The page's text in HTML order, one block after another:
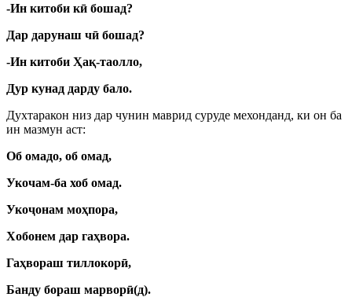
-Ин китоби кӣ бошад?
Дар дарунаш чӣ бошад?
-Ин китоби Ҳақ-таолло,
Дур кунад дарду бало.
Духтаракон низ дар чунин маврид суруде мехонданд, ки он ба
ин мазмун аст:
Об омадо, об омад,
Укочам-ба хоб омад.
Укоҷонам моҳпора,
Хобонем дар гаҳвора.
Гаҳвораш тиллокорӣ,
Банду бораш марворӣ(д).